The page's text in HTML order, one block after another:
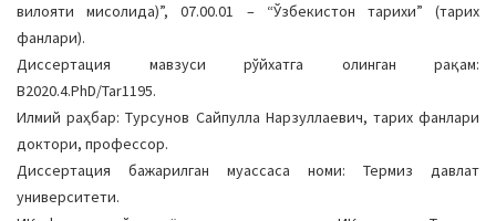
вилояти мисолида)”, 07.00.01 – “Ўзбекистон тарихи” (тарих
фанлари).
Диссертация мавзуси рўйхатга олинган рақам:
В2020.4.PhD/Tar1195.
Илмий раҳбар: Турсунов Сайпулла Нарзуллаевич, тарих фанлари
доктори, профессор.
Диссертация бажарилган муассаса номи: Термиз давлат
университети.